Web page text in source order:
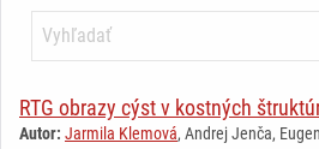
RTG obrazy cýst v kostných
Autor: Jarmila Klemová, Andrej Jenča,